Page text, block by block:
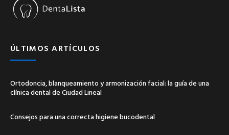
ÚLTIMOS ARTÍCULOS
Ortodoncia, blanqueamiento y armonización facial: la guía de una
clínica dental de Ciudad Lineal
Consejos para una correcta higiene bucodental